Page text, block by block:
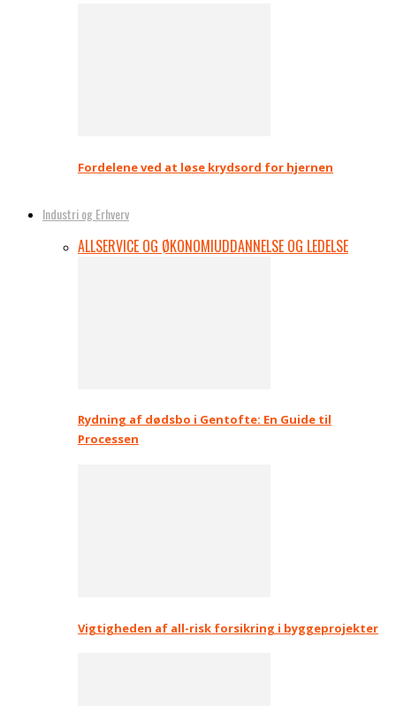
Fordelene ved at løse krydsord for hjernen
Industri og Erhverv
ALLSERVICE OG ØKONOMIUDDANNELSE OG LEDELSE
Rydning af dødsbo i Gentofte: En Guide til
Processen
Vigtigheden af all-risk forsikring i byggeprojekter